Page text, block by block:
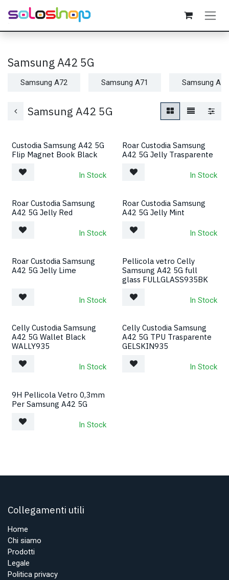
Passa al contenuto
Samsung A42 5G
Samsung A72 Samsung A71 Samsung
Samsung A42 5G
Custodia Samsung A42 5G
Flip Magnet Book Black
In Stock
Roar Custodia Samsung
A42 5G Jelly Trasparente
In Stock
Roar Custodia Samsung
A42 5G Jelly Red
In Stock
Roar Custodia Samsung
A42 5G Jelly Mint
In Stock
Roar Custodia Samsung
A42 5G Jelly Lime
In Stock
Pellicola vetro Celly
Samsung A42 5G full
glass FULLGLASS935BK
In Stock
Celly Custodia Samsung
A42 5G Wallet Black
WALLY935
In Stock
Celly Custodia Samsung
A42 5G TPU Trasparente
GELSKIN935
In Stock
9H Pellicola Vetro 0,3mm
Per Samsung A42 5G
In Stock
Collegamenti utili
Home
Chi siamo
Prodotti
Legale
Politica privacy